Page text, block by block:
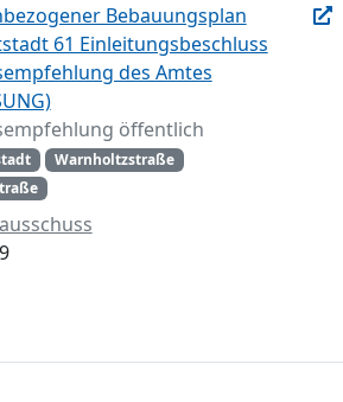
Bebauungsplan
61 Einleitungsbeschluss
des Amtes
öffentlich
Warnholtzstraße